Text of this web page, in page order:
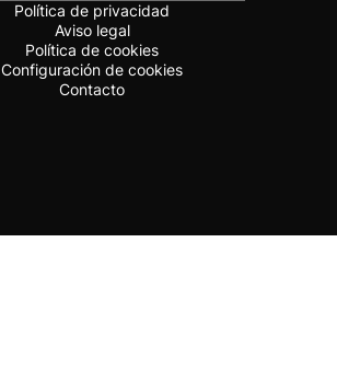
Política de privacidad
Aviso legal
Política de cookies
Configuración de cookies
Contacto